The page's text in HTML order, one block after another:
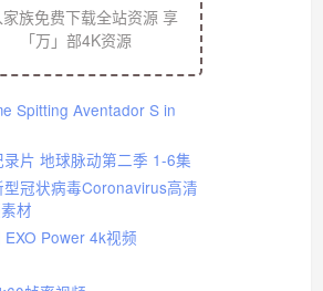
族免费下载全站资源 享
「万」部4K资源
Spitting Aventador S in
录片 地球脉动第二季 1-6集
型冠状病毒Coronavirus高清
材
EXO Power 4k视频